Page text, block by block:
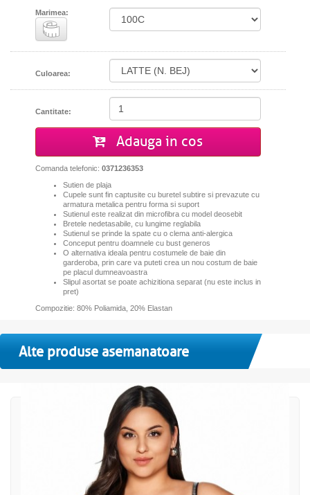
Marimea:
Culoarea:
Cantitate:
Adauga in cos
Comanda telefonic: 0371236353
Sutien de plaja
Cupele sunt fin captusite cu buretel subtire si prevazute cu
armatura metalica pentru forma si suport
Sutienul este realizat din microfibra cu model deosebit
Bretele nedetasabile, cu lungime reglabila
Sutienul se prinde la spate cu o clema anti-alergica
Conceput pentru doamnele cu bust generos
O alternativa ideala pentru costumele de baie din
garderoba, prin care va puteti crea un nou costum de baie
pe placul dumneavoastra
Slipul asortat se poate achizitiona separat (nu este inclus in
pret)
Compozitie: 80% Poliamida, 20% Elastan
Alte produse asemanatoare